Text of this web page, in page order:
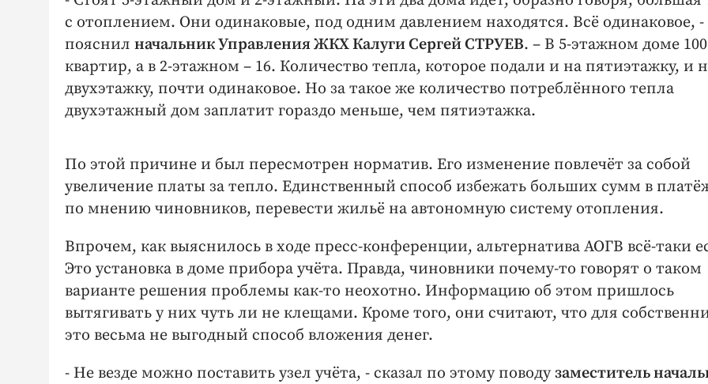
с отоплением. Они одинаковые, под одним давлением находятся. Всё одинаковое, -
пояснил начальник Управления ЖКХ Калуги Сергей СТРУЕВ. – В 5-этажном доме 100
квартир, а в 2-этажном – 16. Количество тепла, которое подали и на пятиэтажку, и
двухэтажку, почти одинаковое. Но за такое же количество потреблённого тепла
двухэтажный дом заплатит гораздо меньше, чем пятиэтажка.
По этой причине и был пересмотрен норматив. Его изменение повлечёт за собой
увеличение платы за тепло. Единственный способ избежать больших сумм в
по мнению чиновников, перевести жильё на автономную систему отопления.
Впрочем, как выяснилось в ходе пресс-конференции, альтернатива АОГВ всё-таки
Это установка в доме прибора учёта. Правда, чиновники почему-то говорят о таком
варианте решения проблемы как-то неохотно. Информацию об этом пришлось
вытягивать у них чуть ли не клещами. Кроме того, они считают, что для
это весьма не выгодный способ вложения денег.
- Не везде можно поставить узел учёта, - сказал по этому поводузаместитель